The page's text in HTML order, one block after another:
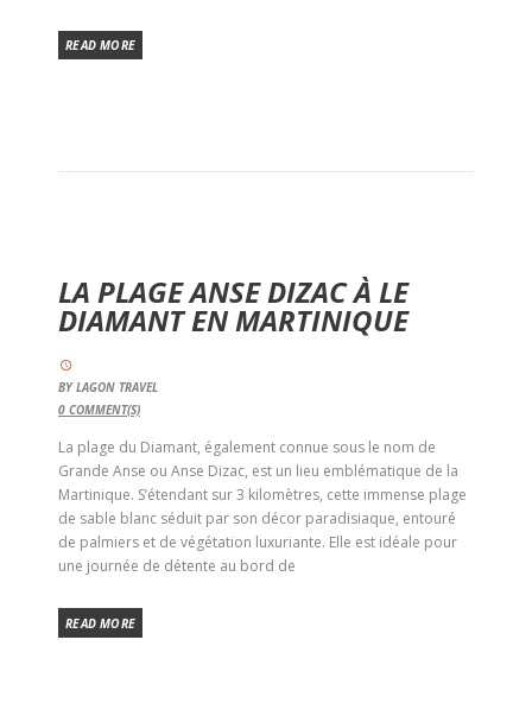
READ MORE
LA PLAGE ANSE DIZAC À LE
DIAMANT EN MARTINIQUE
BYLAGON TRAVEL
0 COMMENT(S)
La plage du Diamant, également connue sous le nom de
Grande Anse ou Anse Dizac, est un lieu emblématique de la
Martinique. S’étendant sur 3 kilomètres, cette immense plage
de sable blanc séduit par son décor paradisiaque, entouré
de palmiers et de végétation luxuriante. Elle est idéale pour
une journée de détente au bord de
READ MORE